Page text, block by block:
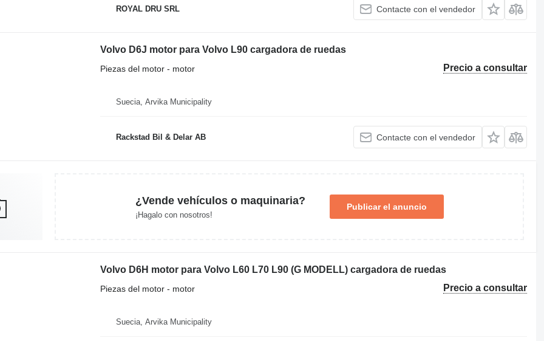
ROYAL DRU SRL Contacte con el vendedor
Volvo D6J motor para Volvo L90 cargadora de ruedas
Precio a consultar
Piezas del motor - motor
Suecia, Arvika Municipality
Rackstad Bil & Delar AB Contacte con el vendedor
¿Vende vehículos o maquinaria?
¡Hagalo con nosotros!
Publicar el anuncio
Volvo D6H motor para Volvo L60 L70 L90 (G MODELL) cargadora de ruedas
Precio a consultar
Piezas del motor - motor
Suecia, Arvika Municipality